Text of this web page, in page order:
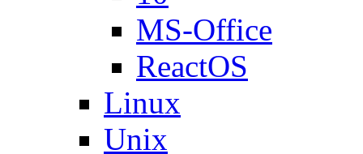
MS-Office
ReactOS
Linux
Unix